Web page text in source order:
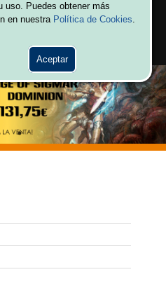
Ofertas
Wargames
uso. Puedes obtener más
en nuestra Política de Cookies.
Aceptar